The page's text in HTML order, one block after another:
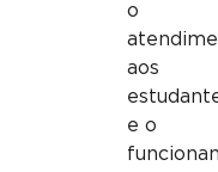
o
aos
e o